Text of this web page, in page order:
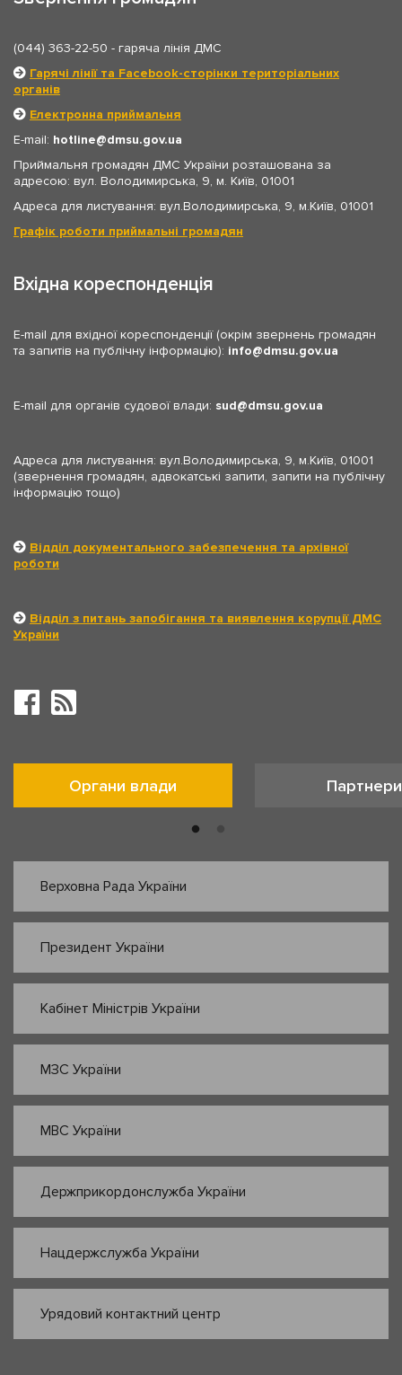
(044) 363-22-50 - гаряча лінія ДМС
Гарячі лінії та Facebook-сторінки територіальних
органів
Електронна приймальня
E-mail: hotline
dmsu.gov.ua
Приймальня громадян ДМС України розташована за
адресою: вул. Володимирська, 9, м. Київ, 01001
Адреса для листування: вул.Володимирська, 9, м.Київ, 01001
Графік роботи приймальні громадян
Вхідна кореспонденція
E-mail для вхідної кореспонденції (окрім звернень громадян
та запитів на публічну інформацію): info dmsu.gov.ua
E-mail для органів судової влади: sud dmsu.gov.ua
Адреса для листування: вул.Володимирська, 9, м.Київ, 01001
(звернення громадян, адвокатські запити, запити на публічну
інформацію тощо)
Відділ документального забезпечення та архівної
роботи
Відділ з питань запобігання та виявлення корупції ДМС
України
Органи влади Партнери
Верховна Рада України
Президент України
Кабінет Міністрів України
МЗС України
МВС України
Держприкордонслужба України
Нацдержслужба України
Урядовий контактний центр